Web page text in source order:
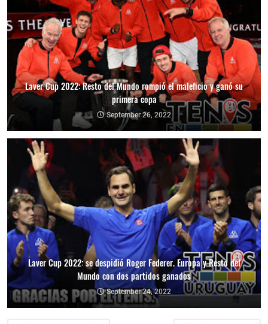
Laver Cup 2022: Resto del Mundo rompió el maleficio y ganó su
primera copa
September 26, 2022
Laver Cup 2022: se despidió Roger Federer. Europa y Resto del
Mundo con dos partidos ganados
September 24, 2022